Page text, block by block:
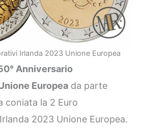
Irlanda 2023 Unione Europea
Anniversario
Europea da parte
coniata la 2 Euro
2023 Unione Europea.